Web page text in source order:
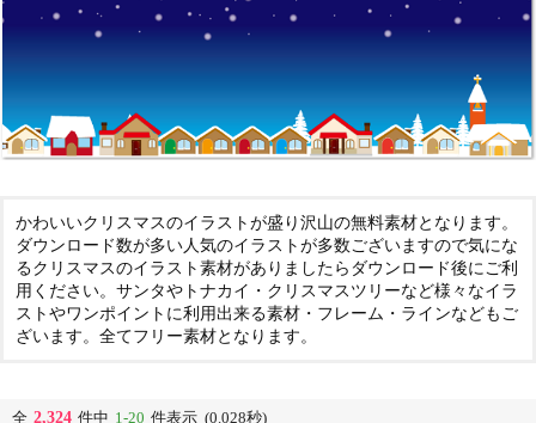
かわいいクリスマスのイラストが盛り沢山の無料素材となります。
ダウンロード数が多い人気のイラストが多数ございますので気にな
るクリスマスのイラスト素材がありましたらダウンロード後にご利
用ください。サンタやトナカイ・クリスマスツリーなど様々なイラ
ストやワンポイントに利用出来る素材・フレーム・ラインなどもご
ざいます。全てフリー素材となります。
全 2,324 件中 1-20 件表示 (0.028秒)